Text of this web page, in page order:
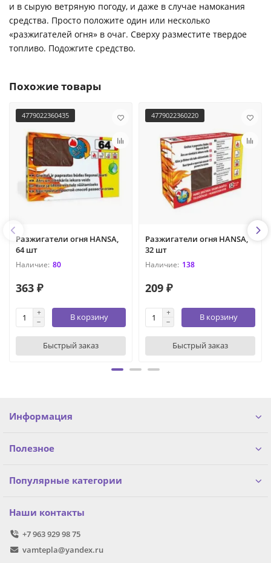
и в сырую ветряную погоду, и даже в случае намокания
средства. Просто положите один или несколько
«разжигателей огня» в очаг. Сверху разместите твердое
топливо. Подожгите средство.
Похожие товары
4779022360435
Разжигатели огня HANSA,
64 шт
80
363 ₽
В корзину
Быстрый заказ
4779022360220
Разжигатели огня HANSA,
32 шт
138
209 ₽
В корзину
Быстрый заказ
Информация
Полезное
Популярные категории
Наши контакты
+7 963 929 98 75
vamtepla@yandex.ru